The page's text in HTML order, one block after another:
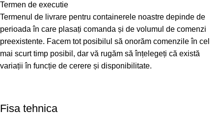
Termen de executie
Termenul de livrare pentru containerele noastre depinde de
perioada în care plasați comanda și de volumul de comenzi
preexistente. Facem tot posibilul să onorăm comenzile în cel
mai scurt timp posibil, dar vă rugăm să înțelegeți că există
variații în funcție de cerere și disponibilitate.
Fisa tehnica